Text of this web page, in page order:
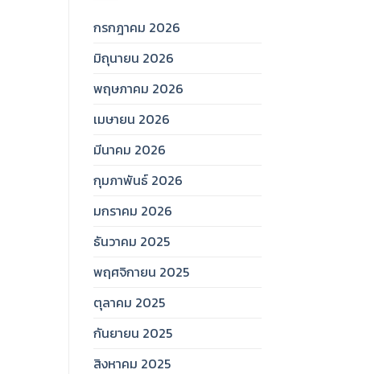
กรกฎาคม 2026
มิถุนายน 2026
พฤษภาคม 2026
เมษายน 2026
มีนาคม 2026
กุมภาพันธ์ 2026
มกราคม 2026
ธันวาคม 2025
พฤศจิกายน 2025
ตุลาคม 2025
กันยายน 2025
สิงหาคม 2025